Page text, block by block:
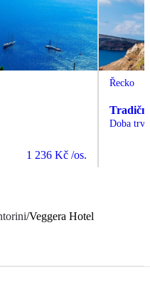
1 236 Kč /os.
Řecko
Doba
/Veggera Hotel